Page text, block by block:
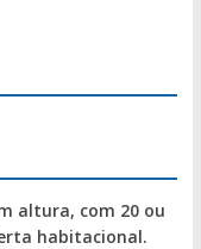
altura, com 20 ou
habitacional.